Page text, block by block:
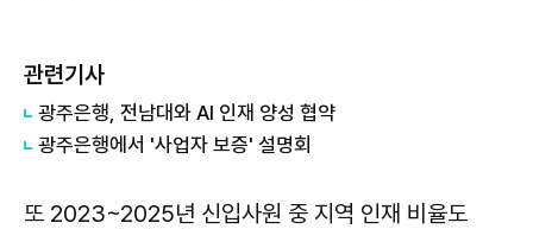
관련기사
광주은행, 전남대와 AI 인재 양성 협약
광주은행에서 '사업자 보증' 설명회
또 2023~2025년 신입사원 중 지역 인재 비율도